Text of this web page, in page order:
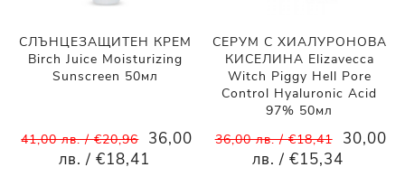
СЛЪНЦЕЗАЩИТЕН КРЕМ
Birch Juice Moisturizing
Sunscreen 50мл
41,00 лв. / €20,96
36,00
лв. / €18,41
СЕРУМ С ХИАЛУРОНОВА
КИСЕЛИНА Elizavecca
Witch Piggy Hell Pore
Control Hyaluronic Acid
97% 50мл
36,00 лв. / €18,41
30,00
лв. / €15,34